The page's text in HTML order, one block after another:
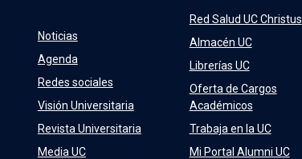
Noticias
Agenda
Redes sociales
Visión Universitaria
Revista Universitaria
Media UC
Red Salud UC Christus
Almacén UC
Librerías UC
Oferta de Cargos
Académicos
Trabaja en la UC
Mi Portal Alumni UC